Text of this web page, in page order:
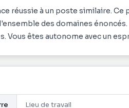
réussie à un poste similaire.
des domaines énoncés.
Vous êtes autonome avec un
Lieu de travail